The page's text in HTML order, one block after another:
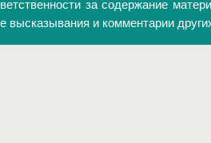
за содержание
высказывания и комментарии